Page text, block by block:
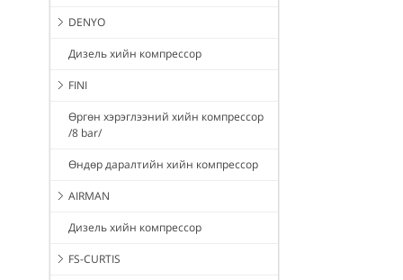
DENYO
Дизель хийн компрессор
FINI
Өргөн хэрэглээний хийн компрессор
/8 bar/
Өндөр даралтийн хийн компрессор
AIRMAN
Дизель хийн компрессор
FS-CURTIS